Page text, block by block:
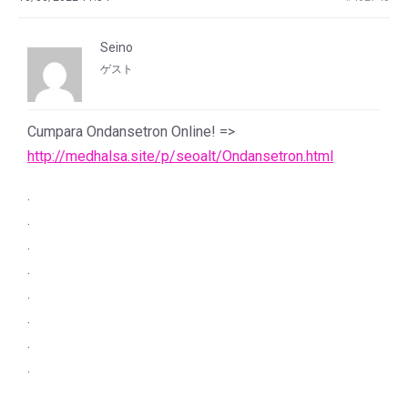
Seino
ゲスト
Cumpara Ondansetron Online! =>
http://medhalsa.site/p/seoalt/Ondansetron.html
.
.
.
.
.
.
.
.